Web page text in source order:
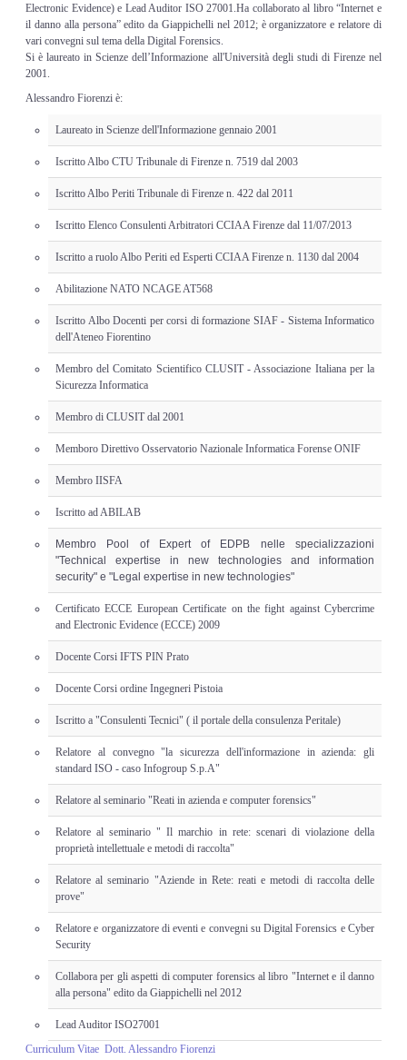
BC & DR
Data Breach
A & C
Privacy & GDPR
Resp. Amministrativa dlsg 231
Adempimenti Ecommerce
Tutela Copyright e Marchi
Auditing Aziendale
Assistenza Legale
INFO
Electronic Evidence) e Lead Auditor ISO 27001.Ha collaborato al libro “Internet e
il danno alla persona” edito da Giappichelli nel 2012; è organizzatore e relatore di
vari convegni sul tema della Digital Forensics.
Si è laureato in Scienze dell’Informazione all'Università degli studi di Firenze nel
2001.
Alessandro Fiorenzi è:
Laureato in Scienze dell'Informazione gennaio 2001
Iscritto Albo CTU Tribunale di Firenze n. 7519 dal 2003
Iscritto Albo Periti Tribunale di Firenze n. 422 dal 2011
Iscritto Elenco Consulenti Arbitratori CCIAA Firenze dal 11/07/2013
Iscritto a ruolo Albo Periti ed Esperti CCIAA Firenze n. 1130 dal 2004
Abilitazione NATO NCAGE AT568
Iscritto Albo Docenti per corsi di formazione SIAF - Sistema Informatico
dell'Ateneo Fiorentino
Membro del Comitato Scientifico CLUSIT - Associazione Italiana per la
Sicurezza Informatica
Membro di CLUSIT dal 2001
Memboro Direttivo Osservatorio Nazionale Informatica Forense ONIF
Membro IISFA
Iscritto ad ABILAB
Membro Pool of Expert of EDPB nelle specializzazioni
"Technical expertise in new technologies and information
security" e "Legal expertise in new technologies"
Certificato ECCE European Certificate on the fight against Cybercrime
and Electronic Evidence (ECCE) 2009
Docente Corsi IFTS PIN Prato
Docente Corsi ordine Ingegneri Pistoia
Iscritto a "Consulenti Tecnici" ( il portale della consulenza Peritale)
Relatore al convegno "la sicurezza dell'informazione in azienda: gli
standard ISO - caso Infogroup S.p.A"
Relatore al seminario "Reati in azienda e computer forensics"
Relatore al seminario " Il marchio in rete: scenari di violazione della
proprietà intellettuale e metodi di raccolta"
Relatore al seminario "Aziende in Rete: reati e metodi di raccolta delle
prove"
Relatore e organizzatore di eventi e convegni su Digital Forensics e Cyber
Security
Collabora per gli aspetti di computer forensics al libro "Internet e il danno
alla persona" edito da Giappichelli nel 2012
Lead Auditor ISO27001
Curriculum Vitae Dott. Alessandro Fiorenzi